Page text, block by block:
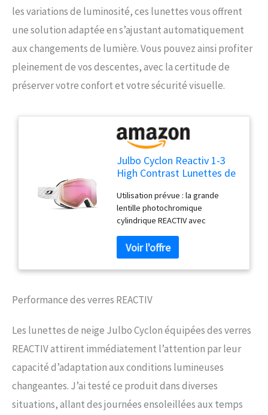
les variations de luminosité, ces lunettes vous offrent
une solution adaptée en s’ajustant automatiquement
aux changements de lumière. Vous pouvez ainsi profiter
pleinement de vos descentes, avec la certitude de
préserver votre confort et votre sécurité visuelle.
Julbo Cyclon Reactiv 1-3
High Contrast Lunettes de
Utilisation prévue : la grande
lentille photochromique
cylindrique REACTIV avec
sans monture offre une meilleure
ventilation, un champ de vision
ouvert et des spécifications de
s'adapter confortablement et
Largeur des verres (mm) : 170,
Poids : 120 g. Ventilation : la
ventilation intégrée dans le cadre
fournit juste assez de circulation
de l'air pour éviter la buée.
CONTRAST : lentille
Performance des verres REACTIV
Les lunettes de neige Julbo Cyclon équipées des verres
REACTIV attirent immédiatement l’attention par leur
capacité d’adaptation aux conditions lumineuses
changeantes. J’ai testé ce produit dans diverses
situations, allant des journées ensoleillées aux temps